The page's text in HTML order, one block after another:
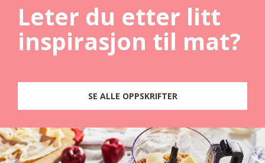
Leter du etter litt
inspirasjon til mat?
SE ALLE OPPSKRIFTER